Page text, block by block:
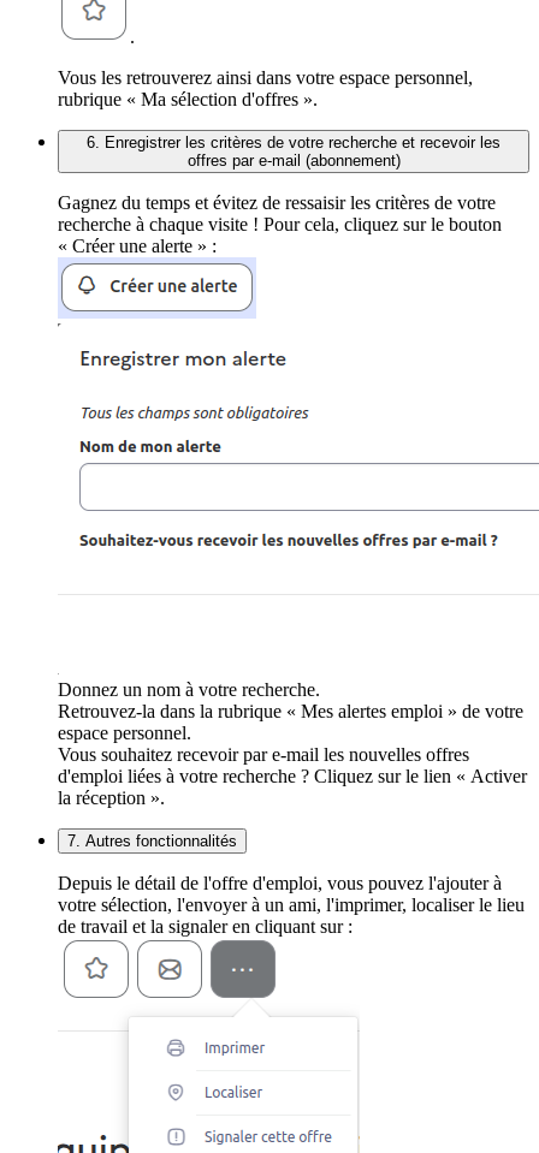
.
Vous les retrouverez ainsi dans votre espace personnel,
rubrique « Ma sélection d'offres ».
6. Enregistrer les critères de votre recherche et recevoir les
offres par e-mail (abonnement)
Gagnez du temps et évitez de ressaisir les critères de votre
recherche à chaque visite ! Pour cela, cliquez sur le bouton
« Créer une alerte » :
Donnez un nom à votre recherche.
Retrouvez-la dans la rubrique « Mes alertes emploi » de votre
espace personnel.
Vous souhaitez recevoir par e-mail les nouvelles offres
d'emploi liées à votre recherche ? Cliquez sur le lien « Activer
la réception ».
7. Autres fonctionnalités
Depuis le détail de l'offre d'emploi, vous pouvez l'ajouter à
votre sélection, l'envoyer à un ami, l'imprimer, localiser le lieu
de travail et la signaler en cliquant sur :